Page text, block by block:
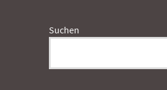
Suchen